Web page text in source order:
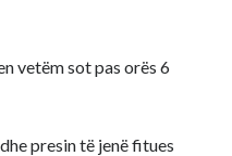
vetëm sot pas orës 6
presin të jenë fitues